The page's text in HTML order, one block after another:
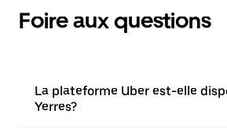
Foire aux questions
La plateforme Uber est-elle
Yerres?